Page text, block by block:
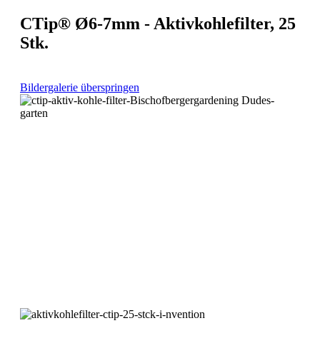
CTip® Ø6-7mm - Aktivkohlefilter, 25
Stk.
Bildergalerie überspringen